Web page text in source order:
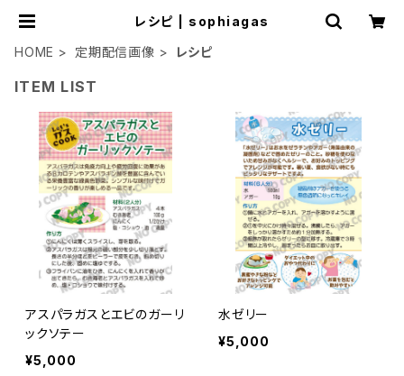
レシピ | sophiagas
HOME
定期配信画像 レシピ
ITEM LIST
アスパラガスとエビのガーリ
ックソテー
¥5,000
水ゼリー
¥5,000